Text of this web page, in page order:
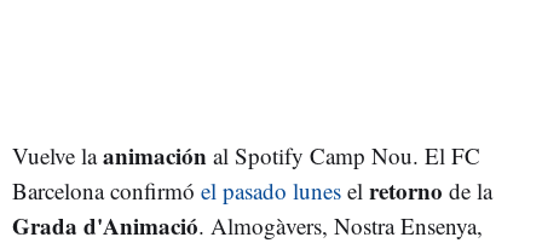
Vuelve laanimación al Spotify Camp Nou. El FC
Barcelona confirmó el pasado lunes el retorno de la
Grada d'Animació. Almogàvers, Nostra Ensenya,